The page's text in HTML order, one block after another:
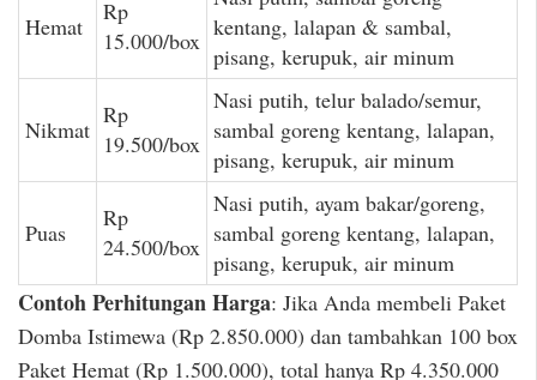
Hemat
Rp
15.000/box kentang, lalapan & sambal,
pisang, kerupuk, air minum
Nikmat
Rp
19.500/box
Nasi putih, telur balado/semur,
sambal goreng kentang, lalapan,
pisang, kerupuk, air minum
Puas
Rp
24.500/box
Nasi putih, ayam bakar/goreng,
sambal goreng kentang, lalapan,
pisang, kerupuk, air minum
Contoh Perhitungan Harga: Jika Anda membeli Paket
Domba Istimewa (Rp 2.850.000) dan tambahkan 100 box
Paket Hemat (Rp 1.500.000), total hanya Rp 4.350.000